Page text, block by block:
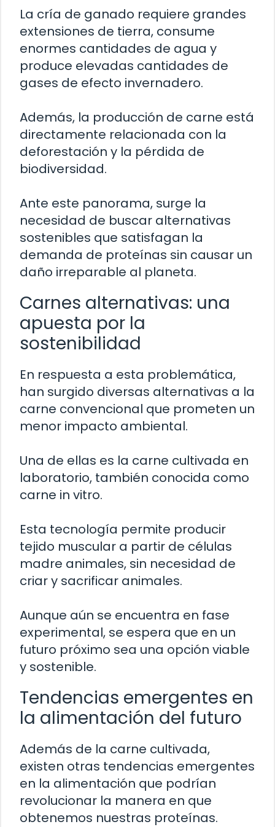
La cría de ganado requiere grandes
extensiones de tierra, consume
enormes cantidades de agua y
produce elevadas cantidades de
gases de efecto invernadero.
Además, la producción de carne está
directamente relacionada con la
deforestación y la pérdida de
biodiversidad.
Ante este panorama, surge la
necesidad de buscar alternativas
sostenibles que satisfagan la
demanda de proteínas sin causar un
daño irreparable al planeta.
Carnes alternativas: una
apuesta por la
sostenibilidad
En respuesta a esta problemática,
han surgido diversas alternativas a la
carne convencional que prometen un
menor impacto ambiental.
Una de ellas es la carne cultivada en
laboratorio, también conocida como
carne in vitro.
Esta tecnología permite producir
tejido muscular a partir de células
madre animales, sin necesidad de
criar y sacrificar animales.
Aunque aún se encuentra en fase
experimental, se espera que en un
futuro próximo sea una opción viable
y sostenible.
Tendencias emergentes en
la alimentación del futuro
Además de la carne cultivada,
existen otras tendencias emergentes
en la alimentación que podrían
revolucionar la manera en que
obtenemos nuestras proteínas.